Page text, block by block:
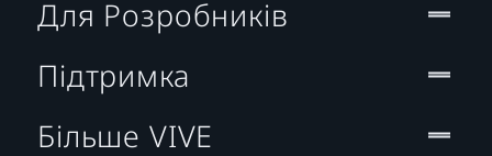
Для Розробників
Підтримка
Більше VIVE